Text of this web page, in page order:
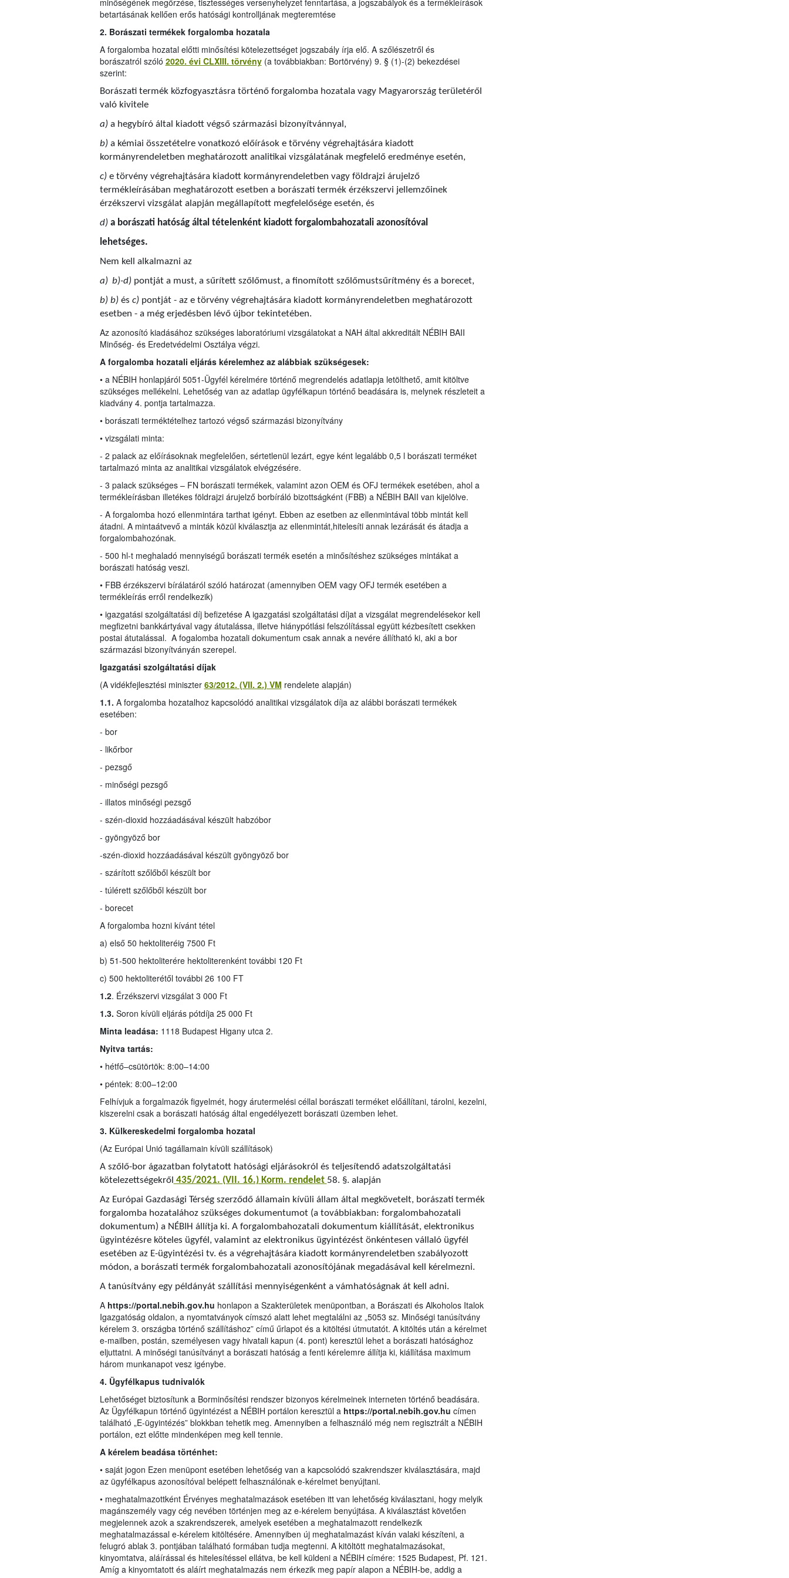
minőségének megőrzése, tisztességes versenyhelyzet fenntartása, a jogszabályok és a termékleírások
betartásának kellően erős hatósági kontrolljának megteremtése
2. Borászati termékek forgalomba hozatala
A forgalomba hozatal előtti minősítési kötelezettséget jogszabály írja elő. A szőlészetről és
borászatról szóló 2020. évi CLXIII. törvény(a továbbiakban: Bortörvény) 9. § (1)-(2) bekezdései
szerint:
Borászati termék közfogyasztásra történő forgalomba hozatala vagy Magyarország területéről
való kivitele
a) a hegybíró által kiadott végső származási bizonyítvánnyal,
b) a kémiai összetételre vonatkozó előírások e törvény végrehajtására kiadott
kormányrendeletben meghatározott analitikai vizsgálatának megfelelő eredménye esetén,
c) e törvény végrehajtására kiadott kormányrendeletben vagy földrajzi árujelző
termékleírásában meghatározott esetben a borászati termék érzékszervi jellemzőinek
érzékszervi vizsgálat alapján megállapított megfelelősége esetén, és
d) a borászati hatóság által tételenként kiadott forgalombahozatali azonosítóval
lehetséges.
Nem kell alkalmazni az
a) b)-d) pontját a must, a sűrített szőlőmust, a finomított szőlőmustsűrítmény és a borecet,
b) b) és c) pontját - az e törvény végrehajtására kiadott kormányrendeletben meghatározott
esetben - a még erjedésben lévő újbor tekintetében.
Az azonosító kiadásához szükséges laboratóriumi vizsgálatokat a NAH által akkreditált NÉBIH BAII
Minőség- és Eredetvédelmi Osztálya végzi.
A forgalomba hozatali eljárás kérelemhez az alábbiak szükségesek:
• a NÉBIH honlapjáról 5051-Ügyfél kérelmére történő megrendelés adatlapja letölthető, amit kitöltve
szükséges mellékelni. Lehetőség van az adatlap ügyfélkapun történő beadására is, melynek részleteit a
kiadvány 4. pontja tartalmazza.
• borászati terméktételhez tartozó végső származási bizonyítvány
• vizsgálati minta:
- 2 palack az előírásoknak megfelelően, sértetlenül lezárt, egye ként legalább 0,5 l borászati terméket
tartalmazó minta az analitikai vizsgálatok elvégzésére.
- 3 palack szükséges – FN borászati termékek, valamint azon OEM és OFJ termékek esetében, ahol a
termékleírásban illetékes földrajzi árujelző borbíráló bizottságként (FBB) a NÉBIH BAII van kijelölve.
- A forgalomba hozó ellenmintára tarthat igényt. Ebben az esetben az ellenmintával több mintát kell
átadni. A mintaátvevő a minták közül kiválasztja az ellenmintát,hitelesíti annak lezárását és átadja a
forgalombahozónak.
- 500 hl-t meghaladó mennyiségű borászati termék esetén a minősítéshez szükséges mintákat a
borászati hatóság veszi.
• FBB érzékszervi bírálatáról szóló határozat (amennyiben OEM vagy OFJ termék esetében a
termékleírás erről rendelkezik)
• igazgatási szolgáltatási díj befizetése A igazgatási szolgáltatási díjat a vizsgálat megrendelésekor kell
megfizetni bankkártyával vagy átutalássa, illetve hiánypótlási felszólítással együtt kézbesített csekken
postai átutalással. A fogalomba hozatali dokumentum csak annak a nevére állítható ki, aki a bor
származási bizonyítványán szerepel.
Igazgatási szolgáltatási díjak
(A vidékfejlesztési miniszter 63/2012. (VII. 2.) VM rendelete alapján)
1.1. A forgalomba hozatalhoz kapcsolódó analitikai vizsgálatok díja az alábbi borászati termékek
esetében:
- bor
- likőrbor
- pezsgő
- minőségi pezsgő
- illatos minőségi pezsgő
- szén-dioxid hozzáadásával készült habzóbor
- gyöngyöző bor
-szén-dioxid hozzáadásával készült gyöngyöző bor
- szárított szőlőből készült bor
- túlérett szőlőből készült bor
- borecet
A forgalomba hozni kívánt tétel
a) első 50 hektoliteréig 7500 Ft
b) 51-500 hektoliterére hektoliterenként további 120 Ft
c) 500 hektoliterétől további 26 100 FT
1.2. Érzékszervi vizsgálat 3 000 Ft
1.3. Soron kívüli eljárás pótdíja 25 000 Ft
Minta leadása: 1118 Budapest Higany utca 2.
Nyitva tartás:
• hétfő–csütörtök: 8:00–14:00
• péntek: 8:00–12:00
Felhívjuk a forgalmazók figyelmét, hogy árutermelési céllal borászati terméket előállítani, tárolni, kezelni,
kiszerelni csak a borászati hatóság által engedélyezett borászati üzemben lehet.
3. Külkereskedelmi forgalomba hozatal
(Az Európai Unió tagállamain kívüli szállítások)
A szőlő-bor ágazatban folytatott hatósági eljárásokról és teljesítendő adatszolgáltatási
kötelezettségekről 435/2021. (VII. 16.) Korm. rendelet 58. §. alapján
Az Európai Gazdasági Térség szerződő államain kívüli állam által megkövetelt, borászati termék
forgalomba hozatalához szükséges dokumentumot (a továbbiakban: forgalombahozatali
dokumentum) a NÉBIH állítja ki. A forgalombahozatali dokumentum kiállítását, elektronikus
ügyintézésre köteles ügyfél, valamint az elektronikus ügyintézést önkéntesen vállaló ügyfél
esetében az E-ügyintézési tv. és a végrehajtására kiadott kormányrendeletben szabályozott
módon, a borászati termék forgalombahozatali azonosítójának megadásával kell kérelmezni.
A tanúsítvány egy példányát szállítási mennyiségenként a vámhatóságnak át kell adni.
A https://portal.nebih.gov.hu honlapon a Szakterületek menüpontban, a Borászati és Alkoholos Italok
Igazgatóság oldalon, a nyomtatványok címszó alatt lehet megtalálni az „5053 sz. Minőségi tanúsítvány
kérelem 3. országba történő szállításhoz” című űrlapot és a kitöltési útmutatót. A kitöltés után a kérelmet
e-mailben, postán, személyesen vagy hivatali kapun (4. pont) keresztül lehet a borászati hatósághoz
eljuttatni. A minőségi tanúsítványt a borászati hatóság a fenti kérelemre állítja ki, kiállítása maximum
három munkanapot vesz igénybe.
4. Ügyfélkapus tudnivalók
Lehetőséget biztosítunk a Borminősítési rendszer bizonyos kérelmeinek interneten történő beadására.
Az Ügyfélkapun történő ügyintézést a NÉBIH portálon keresztül a https://portal.nebih.gov.hu címen
található „E-ügyintézés” blokkban tehetik meg. Amennyiben a felhasználó még nem regisztrált a NÉBIH
portálon, ezt előtte mindenképen meg kell tennie.
A kérelem beadása történhet:
• saját jogon Ezen menüpont esetében lehetőség van a kapcsolódó szakrendszer kiválasztására, majd
az ügyfélkapus azonosítóval belépett felhasználónak e-kérelmet benyújtani.
• meghatalmazottként Érvényes meghatalmazások esetében itt van lehetőség kiválasztani, hogy melyik
magánszemély vagy cég nevében történjen meg az e-kérelem benyújtása. A kiválasztást követően
megjelennek azok a szakrendszerek, amelyek esetében a meghatalmazott rendelkezik
meghatalmazással e-kérelem kitöltésére. Amennyiben új meghatalmazást kíván valaki készíteni, a
felugró ablak 3. pontjában található formában tudja megtenni. A kitöltött meghatalmazásokat,
kinyomtatva, aláírással és hitelesítéssel ellátva, be kell küldeni a NÉBIH címére: 1525 Budapest, Pf. 121.
Amíg a kinyomtatott és aláírt meghatalmazás nem érkezik meg papír alapon a NÉBIH-be, addig a